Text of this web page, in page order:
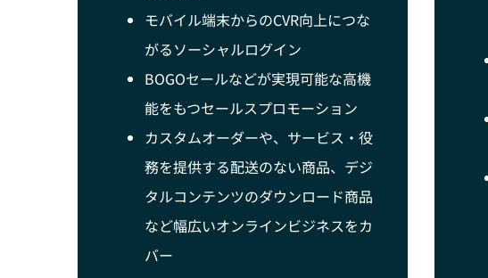
モバイル端末からのCVR向上につな
がるソーシャルログイン
BOGOセールなどが実現可能な高機
能をもつセールスプロモーション
カスタムオーダーや、サービス・役
務を提供する配送のない商品、デジ
タルコンテンツのダウンロード商品
など幅広いオンラインビジネスをカ
バー